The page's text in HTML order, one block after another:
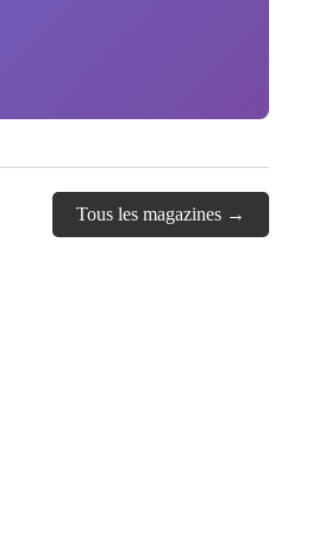
Tous les magazines →